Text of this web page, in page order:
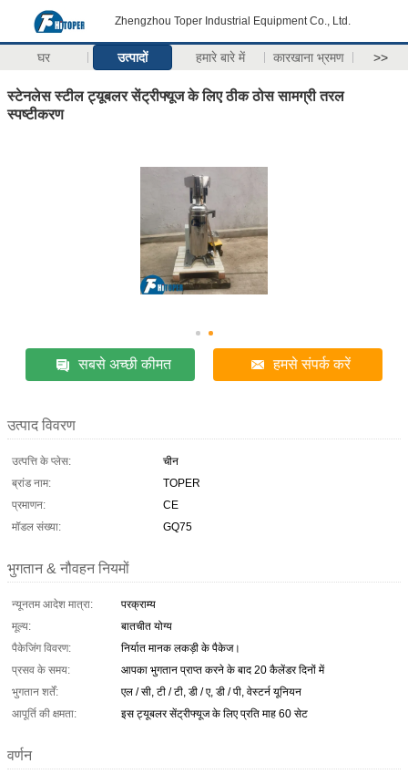
Zhengzhou Toper Industrial Equipment Co., Ltd.
घर उत्पादों हमारे बारे में कारखाना भ्रमण >>
स्टेनलेस स्टील ट्यूबलर सेंट्रीफ्यूज के लिए ठीक ठोस सामग्री तरल
स्पष्टीकरण
सबसे अच्छी कीमत हमसे संपर्क करें
उत्पाद विवरण
उत्पत्ति के प्लेस:
चीन
ब्रांड नाम:
TOPER
प्रमाणन:
CE
मॉडल संख्या:
GQ75
भुगतान & नौवहन नियमों
न्यूनतम आदेश मात्रा:
परक्राम्य
मूल्य:
बातचीत योग्य
पैकेजिंग विवरण:
निर्यात मानक लकड़ी के पैकेज।
प्रसव के समय:
आपका भुगतान प्राप्त करने के बाद 20 कैलेंडर दिनों में
भुगतान शर्तें:
एल / सी, टी / टी, डी / ए, डी / पी, वेस्टर्न यूनियन
आपूर्ति की क्षमता:
इस ट्यूबलर सेंट्रीफ्यूज के लिए प्रति माह 60 सेट
वर्णन